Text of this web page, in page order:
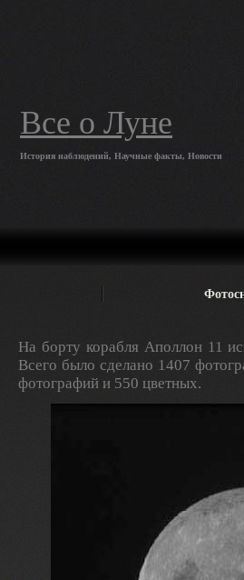
Все о Луне
История наблюдений, Научные факты, Новости
На борту корабля Аполлон 11
Всего было сделано 1407
фотографий и 550 цветных.